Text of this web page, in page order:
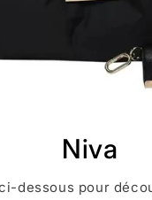
Niva
dessous pour